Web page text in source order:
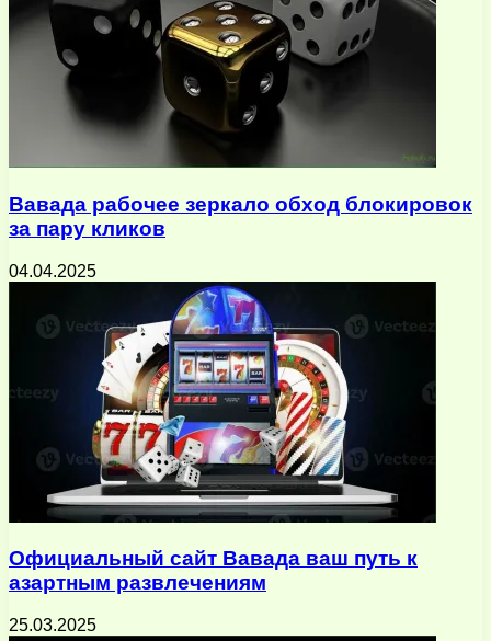
Вавада рабочее зеркало обход блокировок
за пару кликов
04.04.2025
Официальный сайт Вавада ваш путь к
азартным развлечениям
25.03.2025